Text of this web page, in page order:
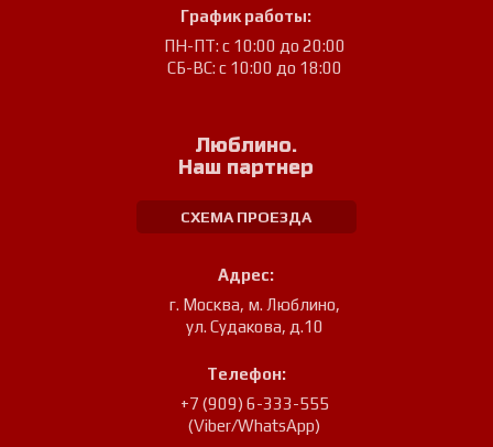
График работы:
ПН-ПТ: с 10:00 до 20:00
СБ-ВС: с 10:00 до 18:00
Люблино.
Наш партнер
СХЕМА ПРОЕЗДА
Адрес:
г. Москва, м. Люблино,
ул. Судакова, д.10
Телефон:
+7 (909) 6-333-555
(Viber/WhatsApp)